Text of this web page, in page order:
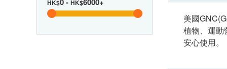
HK$ HK$
美國
植物、運動
安心使用。